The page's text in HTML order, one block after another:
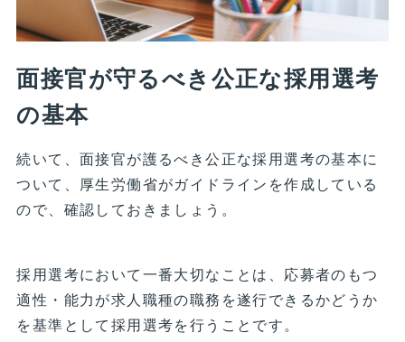
面接官が守るべき公正な採用選考
の基本
続いて、面接官が護るべき公正な採用選考の基本に
ついて、厚生労働省がガイドラインを作成している
ので、確認しておきましょう。
採用選考において一番大切なことは、応募者のもつ
適性・能力が求人職種の職務を遂行できるかどうか
を基準として採用選考を行うことです。